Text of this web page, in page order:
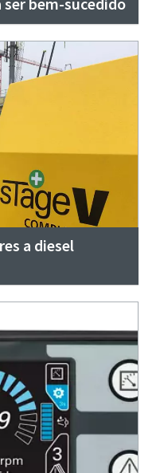
a diesel